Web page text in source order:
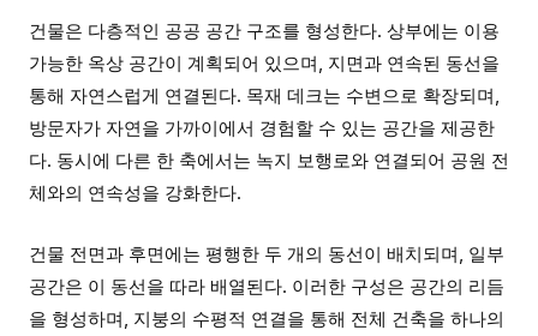
건물은 다층적인 공공 공간 구조를 형성한다. 상부에는 이용
가능한 옥상 공간이 계획되어 있으며, 지면과 연속된 동선을
통해 자연스럽게 연결된다. 목재 데크는 수변으로 확장되며,
방문자가 자연을 가까이에서 경험할 수 있는 공간을 제공한
다. 동시에 다른 한 축에서는 녹지 보행로와 연결되어 공원 전
체와의 연속성을 강화한다.
건물 전면과 후면에는 평행한 두 개의 동선이 배치되며, 일부
공간은 이 동선을 따라 배열된다. 이러한 구성은 공간의 리듬
을 형성하며, 지붕의 수평적 연결을 통해 전체 건축을 하나의